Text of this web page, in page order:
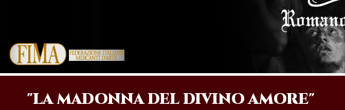
"LA MADONNA DEL DIVINO AMORE"